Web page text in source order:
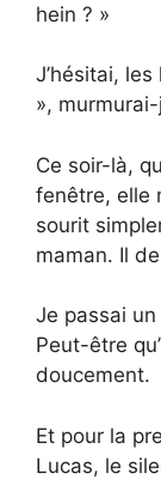
hein ? »
J’hésitai,
»,
Ce soir-là,
fenêtre, elle
sourit
maman. Il
Je passai
Peut-être
doucement.
Et pour la
Lucas, le